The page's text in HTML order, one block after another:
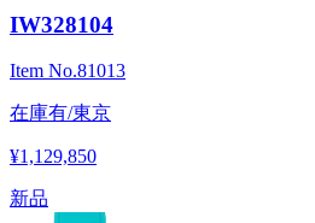
IW328104
Item No.81013
在庫有/東京
¥1,129,850
新品